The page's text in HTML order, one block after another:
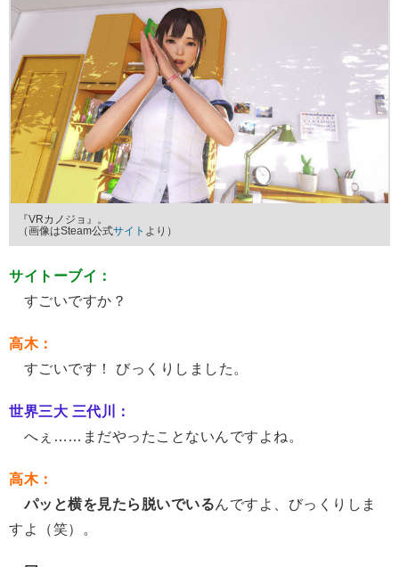
『VRカノジョ』。
（画像はSteam公式サイト より）
サイトーブイ：
すごいですか？
高木：
すごいです！ びっくりしました。
世界三大 三代川：
へぇ……まだやったことないんですよね。
高木：
パッと横を見たら脱いでいるんですよ、びっくりしま
すよ（笑）。